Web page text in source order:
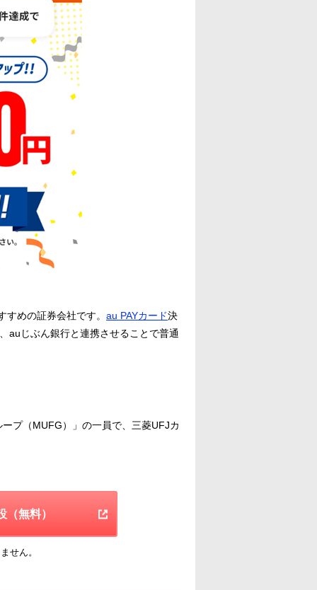
すめの証券会社です。 au PAYカード決
auじぶん銀行と連携させることで普通
プ（MUFG）」の一員で、三菱UFJカ
（無料）
せん。